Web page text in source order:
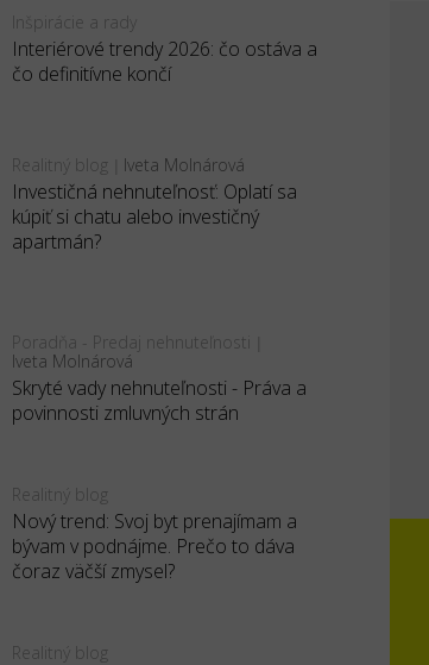
Inšpirácie a rady
Interiérové trendy 2026: čo ostáva a
čo definitívne končí
Realitný blog Iveta Molnárová
Investičná nehnuteľnosť: Oplatí sa
kúpiť si chatu alebo investičný
apartmán?
Poradňa - Predaj nehnuteľnosti
Iveta Molnárová
Skryté vady nehnuteľnosti - Práva a
povinnosti zmluvných strán
Realitný blog
Nový trend: Svoj byt prenajímam a
bývam v podnájme. Prečo to dáva
čoraz väčší zmysel?
Realitný blog